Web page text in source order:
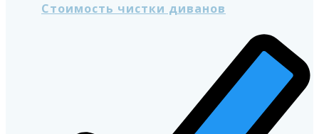
Стоимость чистки диванов